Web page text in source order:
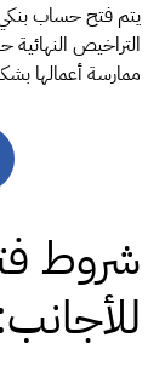
يتم فتح حساب
التراخيص
ممارسة أعمالها
شروط